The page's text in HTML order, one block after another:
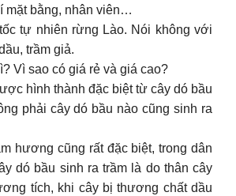
mặt bằng, nhân viên…
tự nhiên rừng Lào. Nói không với
trầm giả.
Vì sao có giá rẻ và giá cao?
hình thành đặc biệt từ cây dó bầu
phải cây dó bầu nào cũng sinh ra
hương cũng rất đặc biệt, trong dân
dó bầu sinh ra trầm là do thân cây
tích, khi cây bị thương chất dầu